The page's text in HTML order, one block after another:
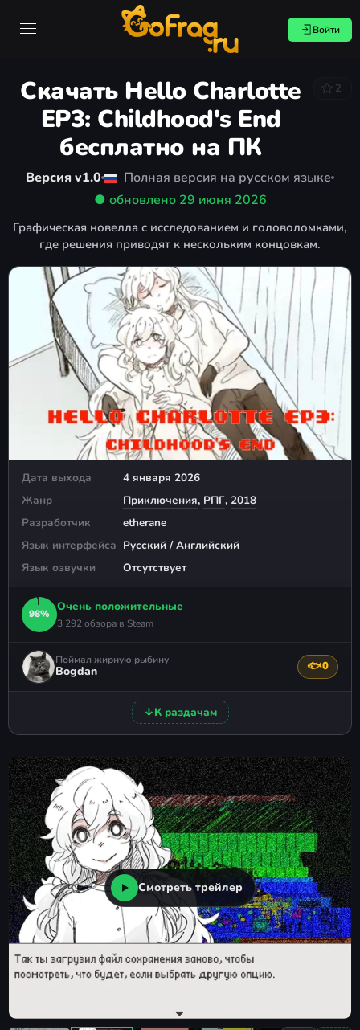
Войти
Скачать Hello Charlotte
EP3: Childhood's End
бесплатно на ПК
2
Версия v1.0
Полная версия на русском языке
● обновлено 29 июня 2026
Графическая новелла с исследованием и головоломками,
где решения приводят к нескольким концовкам.
Дата выхода
4 января 2026
Жанр
Приключения, РПГ, 2018
Разработчик
etherane
Язык интерфейса Русский / Английский
Язык озвучки
Отсутствует
98%
Очень положительные
3 292 обзора в Steam
Поймал жирную рыбину
Bogdan 🐟0
↓К раздачам
Смотреть трейлер